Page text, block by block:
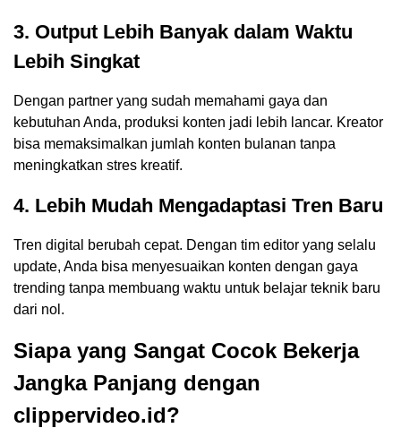
3. Output Lebih Banyak dalam Waktu
Lebih Singkat
Dengan partner yang sudah memahami gaya dan
kebutuhan Anda, produksi konten jadi lebih lancar. Kreator
bisa memaksimalkan jumlah konten bulanan tanpa
meningkatkan stres kreatif.
4. Lebih Mudah Mengadaptasi Tren Baru
Tren digital berubah cepat. Dengan tim editor yang selalu
update, Anda bisa menyesuaikan konten dengan gaya
trending tanpa membuang waktu untuk belajar teknik baru
dari nol.
Siapa yang Sangat Cocok Bekerja
Jangka Panjang dengan
clippervideo.id?